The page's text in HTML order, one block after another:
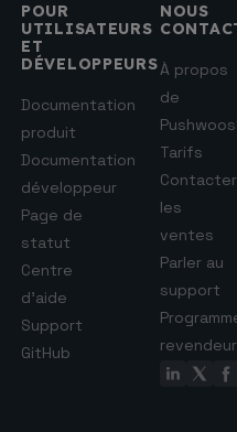
POUR
UTILISATEURS
ET
DÉVELOPPEURS
Documentation
produit
Documentation
développeur
Page de
statut
Centre
d’aide
Support
GitHub
NOUS
À propos
de
Tarifs
Contacter
les
ventes
Parler au
support
revendeur